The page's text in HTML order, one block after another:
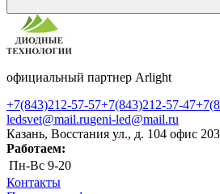
официальный партнер Arlight
+7(843)212-57-57+7(843)212-57-47
ledsvet@mail.rugeni-led@mail.ru
Казань, Восстания ул., д. 104 офис 203
Работаем:
Пн-Вс 9-20
Контакты